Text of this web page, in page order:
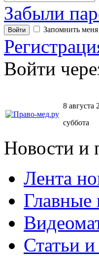
Забыли
Запомнить меня
Войти
8 августа
суббота
Новости и
Лента
Главные
Статьи